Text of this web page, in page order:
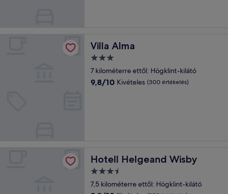
Villa Alma
Villa Alma
3.0
csillagos
szálláshely
7 kilométerre ettől: Högklint-kilátó
9.8
9,8/10 Kivételes (300 értékelés)
Hotell Helgeand Wisby
Hotell Helgeand Wisby
3.5
csillagos
7,5 kilométerre ettől: Högklint-kilátó